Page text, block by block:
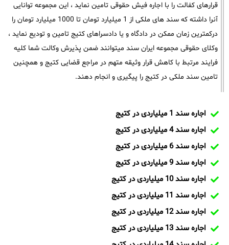
قرارهای کفالت را با اجاره فیش حقوقی تامین نماید ، این مجموعه توانایی
آنرا داشته که سند های ملکی از 1 میلیارد تومان تا 1000 میلیارد تومان را
درکمترین زمان ممکن در دادگاه و یا دادسراهای کتیج تامین و تودیع نماید ،
وکلای حقوقی مجموعه ایران سند میتوانند ضمن پذیرش وکالت شما کلیه
فرایند مرتبط با کاهش قرار وثیقه متهم در مراجع قضایی کتیج و همچنین
تامین سند ملکی در کتیج را پیگیری و انجام دهند.
اجاره سند 1 میلیاردی در کتیج
اجاره سند 4 میلیاردی در کتیج
اجاره سند 6 میلیاردی در کتیج
اجاره سند 9 میلیاردی در کتیج
اجاره سند 10 میلیاردی در کتیج
اجاره سند 11 میلیاردی در کتیج
اجاره سند 12 میلیاردی در کتیج
اجاره سند 13 میلیاردی در کتیج